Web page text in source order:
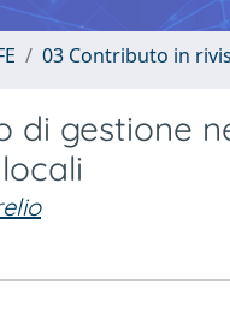
03 Contributo in
di gestione